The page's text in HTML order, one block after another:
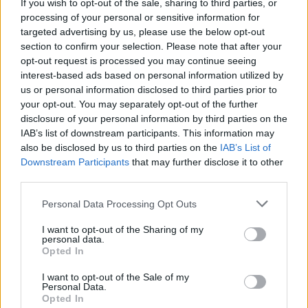
If you wish to opt-out of the sale, sharing to third parties, or
processing of your personal or sensitive information for
targeted advertising by us, please use the below opt-out
section to confirm your selection. Please note that after your
opt-out request is processed you may continue seeing
interest-based ads based on personal information utilized by
us or personal information disclosed to third parties prior to
your opt-out. You may separately opt-out of the further
disclosure of your personal information by third parties on the
IAB’s list of downstream participants. This information may
also be disclosed by us to third parties on the IAB’s List of
Downstream Participants that may further disclose it to other
Personal Data Processing Opt Outs
I want to opt-out of the Sharing of my
personal data.
Opted In
I want to opt-out of the Sale of my
Personal Data.
Opted In
ΕΙΔΉΣΕΙΣ ΕΛΛΆΔΑ
ΕΛΣΤΑΤ:”Λουκέτο” έβαλαν 557
επιχειρήσεις το 2025
Η Συντακτική ομάδα του Libre
26 Φεβρουαρίου, 2026
Κατά 83,2% αυξήθηκαν οι
τομέων της οικονομίας το 2025, σύμφωνα με
στοιχεία που έδωσε σήμερα (26.2.2026) στη
(ΕΛΣΤΑΤ).
ΠΕΡΙΣΣΌΤΕΡΑ ...